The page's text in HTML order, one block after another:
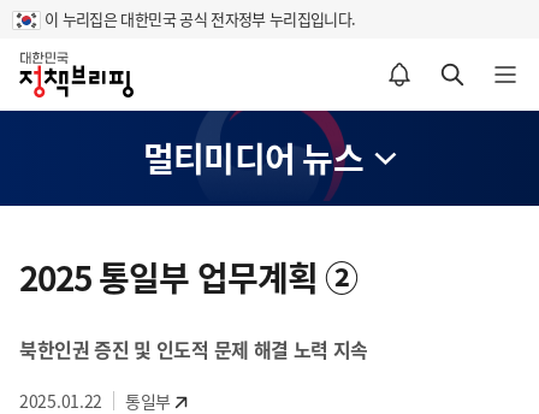
이 누리집은 대한민국 공식 전자정부 누리집입니다.
홈
알림설정 바로가기 검색 바로가기 메뉴 열기
멀티미디어 뉴스
텐
츠
영
역
2025 통일부 업무계획 ②
북한인권 증진 및 인도적 문제 해결 노력 지속
2025.01.22 통일부